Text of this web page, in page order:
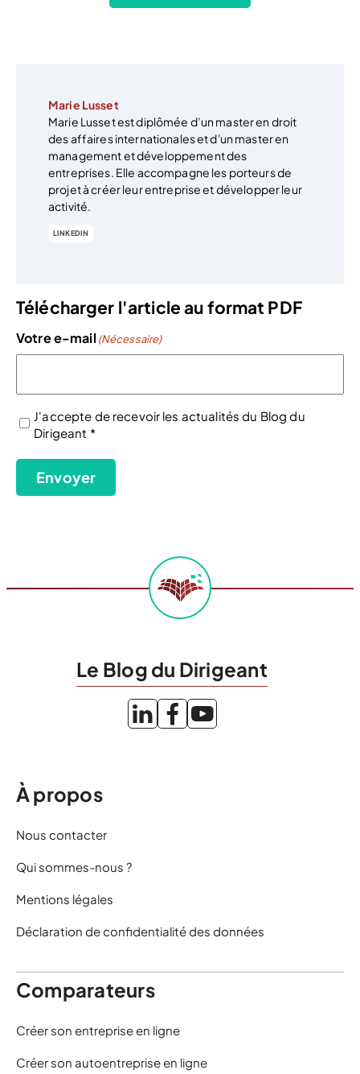
Marie Lusset
Marie Lusset est diplômée d’un master en droit
des affaires internationales et d'un master en
management et développement des
entreprises. Elle accompagne les porteurs de
projet à créer leur entreprise et développer leur
activité.
LINKEDIN
Télécharger l'article au format PDF
Votre e-mail (Nécessaire)
(Nécessaire)
J'accepte de recevoir les actualités du Blog du
Dirigeant *
Envoyer
Le Blog du Dirigeant
À propos
Nous contacter
Qui sommes-nous ?
Mentions légales
Déclaration de confidentialité des données
Comparateurs
Créer son entreprise en ligne
Créer son autoentreprise en ligne